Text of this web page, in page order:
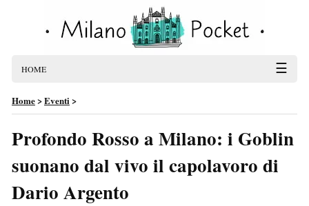
HOME ☰
Home>Eventi>
Profondo Rosso a Milano: i Goblin
suonano dal vivo il capolavoro di
Dario Argento